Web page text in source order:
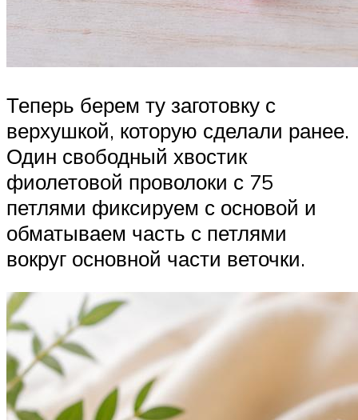
Теперь берем ту заготовку с
верхушкой, которую сделали ранее.
Один свободный хвостик
фиолетовой проволоки с 75
петлями фиксируем с основой и
обматываем часть с петлями
вокруг основной части веточки.